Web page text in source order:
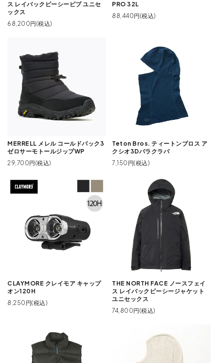
ス レイバックビーシービブ ユニセ
ックス
68,200円(税込)
PRO 32L
88,440円(税込)
MERRELL メレル コールドパック3
ゼロサーモトールジップWP
29,700円(税込)
Teton Bros. ティートンブロス ア
クシオ3Dバラクラバ
7,150円(税込)
CLAYMORE クレイモア キャップ
オン120H
8,250円(税込)
THE NORTH FACE ノースフェイ
ス レイバックビーシージャケット
ユニセックス
74,800円(税込)